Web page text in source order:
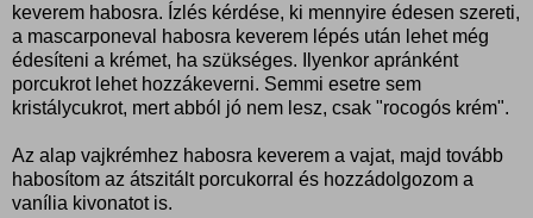
keverem habosra. Ízlés kérdése, ki mennyire édesen szereti,
a mascarponeval habosra keverem lépés után lehet még
édesíteni a krémet, ha szükséges. Ilyenkor apránként
porcukrot lehet hozzákeverni. Semmi esetre sem
kristálycukrot, mert abból jó nem lesz, csak "rocogós krém".
Az alap vajkrémhez habosra keverem a vajat, majd tovább
habosítom az átszitált porcukorral és hozzádolgozom a
vanília kivonatot is.